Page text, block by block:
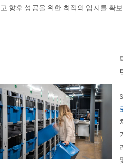
고 향후 성공을 위한 최적의 입지를 확